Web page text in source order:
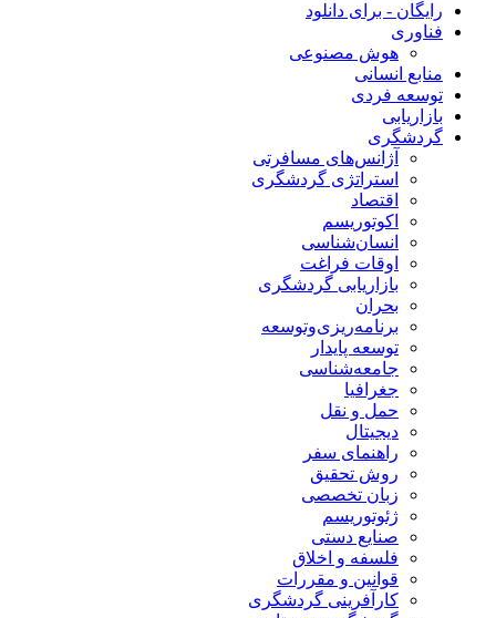
رایگان - برای دانلود
فناوری
هوش مصنوعی
منابع انسانی
توسعه فردی
بازاریابی
گردشگری
آژانس‌های مسافرتی
استراتژی گردشگری
اقتصاد
اکوتوریسم
انسان‌شناسی
اوقات فراغت
بازاریابی گردشگری
بحران
برنامه‌ریزی‌وتوسعه
توسعه پایدار
جامعه‌شناسی
جغرافیا
حمل و نقل
دیجیتال
راهنمای سفر
روش تحقیق
زبان تخصصی
ژئوتوریسم
صنایع دستی
فلسفه و اخلاق
قوانین و مقررات
کارآفرینی گردشگری